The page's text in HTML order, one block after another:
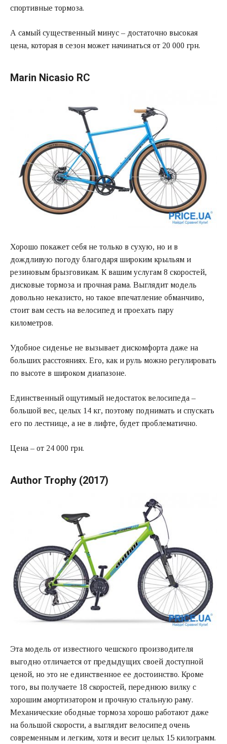
спортивные тормоза.
А самый существенный минус – достаточно высокая
цена, которая в сезон может начинаться от 20 000 грн.
Marin Nicasio RC
Хорошо покажет себя не только в сухую, но и в
дождливую погоду благодаря широким крыльям и
резиновым брызговикам. К вашим услугам 8 скоростей,
дисковые тормоза и прочная рама. Выглядит модель
довольно неказисто, но такое впечатление обманчиво,
стоит вам сесть на велосипед и проехать пару
километров.
Удобное сиденье не вызывает дискомфорта даже на
больших расстояниях. Его, как и руль можно регулировать
по высоте в широком диапазоне.
Единственный ощутимый недостаток велосипеда –
большой вес, целых 14 кг, поэтому поднимать и спускать
его по лестнице, а не в лифте, будет проблематично.
Цена – от 24 000 грн.
Author Trophy (2017)
Эта модель от известного чешского производителя
выгодно отличается от предыдущих своей доступной
ценой, но это не единственное ее достоинство. Кроме
того, вы получаете 18 скоростей, переднюю вилку с
хорошим амортизатором и прочную стальную раму.
Механические ободные тормоза хорошо работают даже
на большой скорости, а выглядит велосипед очень
современным и легким, хотя и весит целых 15 килограмм.